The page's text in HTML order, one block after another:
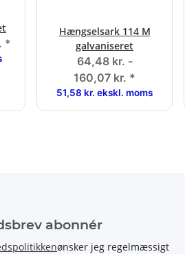
*
Hængselsark 114 M
galvaniseret
64,48 kr. -
160,07 kr. *
51,58 kr. ekskl. moms
abonnér
ønsker jeg regelmæssigt